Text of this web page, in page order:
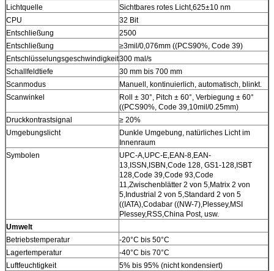
Lichtquelle
Sichtbares rotes Licht,625±10 nm
CPU
32 Bit
Entschließung
2500
Entschließung
≥3mil/0,076mm ((PCS90%, Code 39)
Entschlüsselungsgeschwindigkeit300 mal/s
Schallfeldtiefe
30 mm bis 700 mm
Scanmodus
Manuell, kontinuierlich, automatisch, blinkt.
Scanwinkel
Roll ± 30°, Pitch ± 60°, Verbiegung ± 60°
((PCS90%, Code 39,10mil/0.25mm)
Druckkontrastsignal
≥ 20%
Umgebungslicht
Dunkle Umgebung, natürliches Licht im
Innenraum
Symbolen
UPC-A,UPC-E,EAN-8,EAN-
13,ISSN,ISBN,Code 128, GS1-128,ISBT
128,Code 39,Code 93,Code
11,Zwischenblätter 2 von 5,Matrix 2 von
5,Industrial 2 von 5,Standard 2 von 5
((IATA),Codabar ((NW-7),Plessey,MSI
Plessey,RSS,China Post, usw.
Umwelt
Betriebstemperatur
-20°C bis 50°C
Lagertemperatur
-40°C bis 70°C
Luftfeuchtigkeit
5% bis 95% (nicht kondensiert)